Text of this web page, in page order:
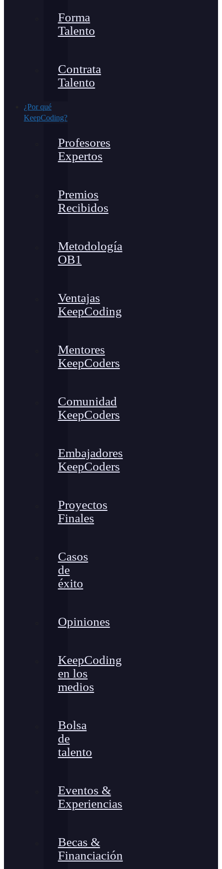
Forma
Talento
Contrata
Talento
¿Por qué
KeepCoding?
Profesores
Expertos
Premios
Recibidos
Metodología
OB1
Ventajas
KeepCoding
Mentores
KeepCoders
Comunidad
KeepCoders
Embajadores
KeepCoders
Proyectos
Finales
Casos
de
éxito
Opiniones
KeepCoding
en los
medios
Bolsa
de
talento
Eventos &
Experiencias
Becas &
Financiación